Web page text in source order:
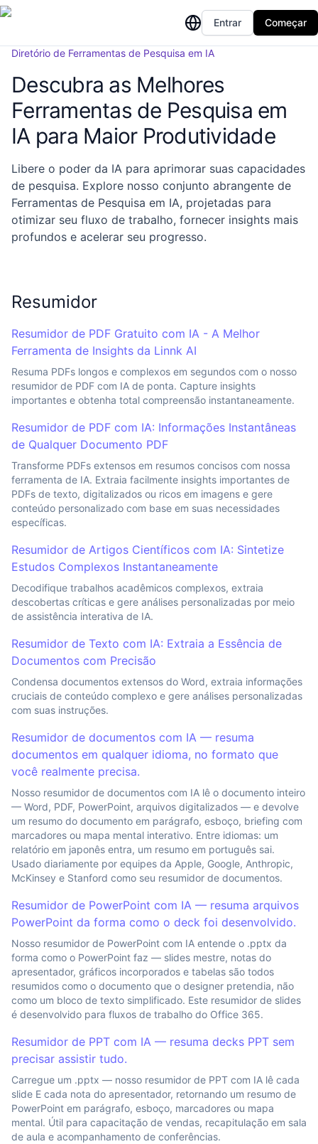
Entrar Começar
Diretório de Ferramentas de Pesquisa em IA
Descubra as Melhores
Ferramentas de Pesquisa em
IA para Maior Produtividade
Libere o poder da IA para aprimorar suas capacidades
de pesquisa. Explore nosso conjunto abrangente de
Ferramentas de Pesquisa em IA, projetadas para
otimizar seu fluxo de trabalho, fornecer insights mais
profundos e acelerar seu progresso.
Resumidor
Resumidor de PDF Gratuito com IA - A Melhor
Ferramenta de Insights da Linnk AI
Resuma PDFs longos e complexos em segundos com o nosso
resumidor de PDF com IA de ponta. Capture insights
importantes e obtenha total compreensão instantaneamente.
Resumidor de PDF com IA: Informações Instantâneas
de Qualquer Documento PDF
Transforme PDFs extensos em resumos concisos com nossa
ferramenta de IA. Extraia facilmente insights importantes de
PDFs de texto, digitalizados ou ricos em imagens e gere
conteúdo personalizado com base em suas necessidades
específicas.
Resumidor de Artigos Científicos com IA: Sintetize
Estudos Complexos Instantaneamente
Decodifique trabalhos acadêmicos complexos, extraia
descobertas críticas e gere análises personalizadas por meio
de assistência interativa de IA.
Resumidor de Texto com IA: Extraia a Essência de
Documentos com Precisão
Condensa documentos extensos do Word, extraia informações
cruciais de conteúdo complexo e gere análises personalizadas
com suas instruções.
Resumidor de documentos com IA — resuma
documentos em qualquer idioma, no formato que
você realmente precisa.
Nosso resumidor de documentos com IA lê o documento inteiro
— Word, PDF, PowerPoint, arquivos digitalizados — e devolve
um resumo do documento em parágrafo, esboço, briefing com
marcadores ou mapa mental interativo. Entre idiomas: um
relatório em japonês entra, um resumo em português sai.
Usado diariamente por equipes da Apple, Google, Anthropic,
McKinsey e Stanford como seu resumidor de documentos.
Resumidor de PowerPoint com IA — resuma arquivos
PowerPoint da forma como o deck foi desenvolvido.
Nosso resumidor de PowerPoint com IA entende o .pptx da
forma como o PowerPoint faz — slides mestre, notas do
apresentador, gráficos incorporados e tabelas são todos
resumidos como o documento que o designer pretendia, não
como um bloco de texto simplificado. Este resumidor de slides
é desenvolvido para fluxos de trabalho do Office 365.
Resumidor de PPT com IA — resuma decks PPT sem
precisar assistir tudo.
Carregue um .pptx — nosso resumidor de PPT com IA lê cada
slide E cada nota do apresentador, retornando um resumo de
PowerPoint em parágrafo, esboço, marcadores ou mapa
mental. Útil para capacitação de vendas, recapitulação em sala
de aula e acompanhamento de conferências.